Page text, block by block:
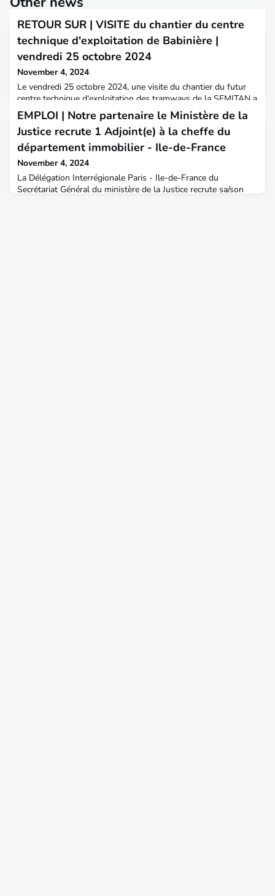
RETOUR SUR | VISITE du chantier du centre
technique d'exploitation de Babinière |
vendredi 25 octobre 2024
November 4, 2024
Le vendredi 25 octobre 2024, une visite du chantier du futur
centre technique d'exploitation des tramways de la SEMITAN a
été organisée par Damien Bergeron, promotion 1996 et
directeur de projets à la SEMITAN. Cette visite a permis de
constater la technicité nécessaire pour concevoir un site
capable de répondre à tous les besoins en termes
d'exploitation et de maintenance des tramways. Le parcours
EMPLOI | Notre partenaire le Ministère de la
Justice recrute 1 Adjoint(e) à la cheffe du
département immobilier - Ile-de-France
November 4, 2024
La Délégation Interrégionale Paris - Ile-de-France du
Secrétariat Général du ministère de la Justice recrute sa/son